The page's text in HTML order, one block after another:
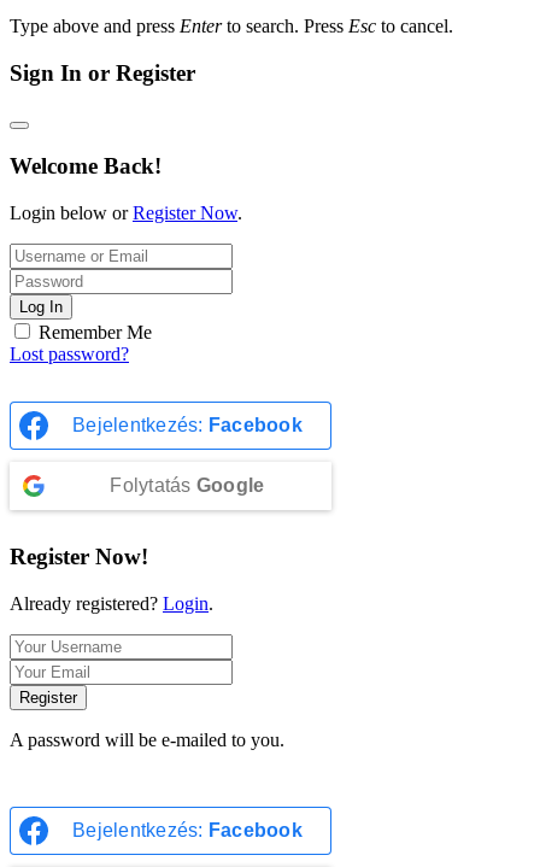
Type above and press Enterto search. Press Esc to cancel.
Sign In or Register
Welcome Back!
Login below orRegister Now.
Log In
Remember Me
Lost password?
Bejelentkezés: Facebook
Folytatás Google
Register Now!
Already registered? Login.
Register
A password will be e-mailed to you.
Bejelentkezés: Facebook